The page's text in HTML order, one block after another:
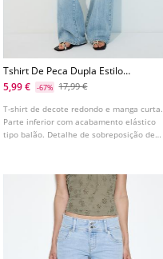
Tshirt De Peca Dupla Estilo
Lingerie
5,99 € -67% 17,99 €
T-shirt de decote redondo e manga curta.
Parte inferior com acabamento elástico
tipo balão. Detalhe de sobreposição de